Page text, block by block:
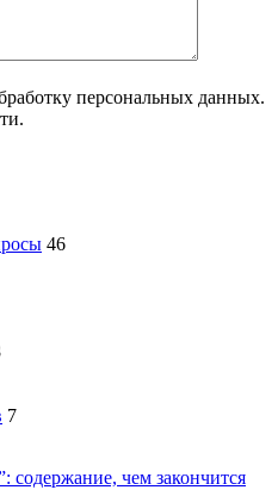
персональных данных.
46
7
содержание, чем закончится